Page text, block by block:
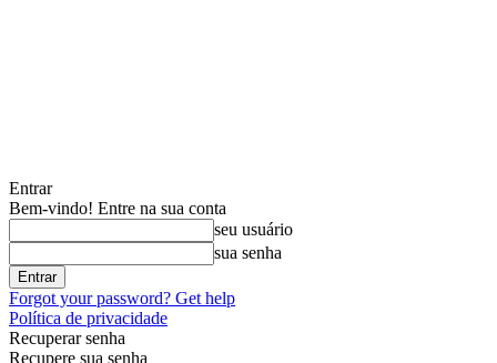
Entrar
Bem-vindo! Entre na sua conta
seu usuário
sua senha
Forgot your password? Get help
Política de privacidade
Recuperar senha
Recupere sua senha